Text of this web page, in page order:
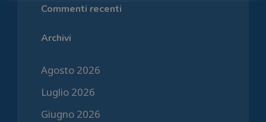
Commenti recenti
Archivi
Agosto 2026
Luglio 2026
Giugno 2026